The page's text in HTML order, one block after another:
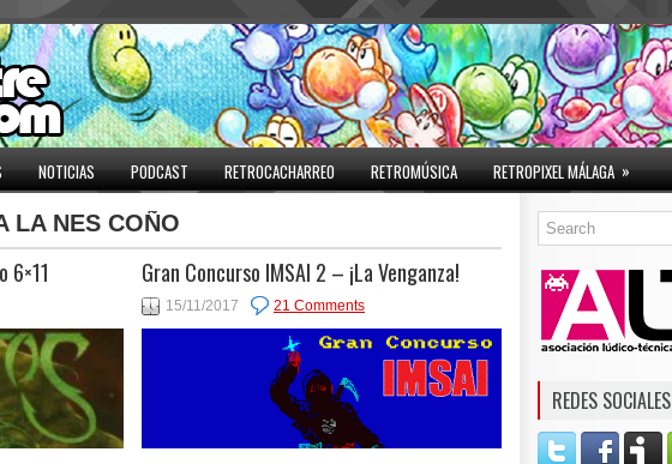
NOTICIAS PODCAST RETROCACHARREO RETROMÚSICA RETROPIXEL MÁLAGA »
LA NES COÑO
6×11 Gran Concurso IMSAI 2 – ¡La Venganza!
15/11/2017 21 Comments
REDES SOCIALES